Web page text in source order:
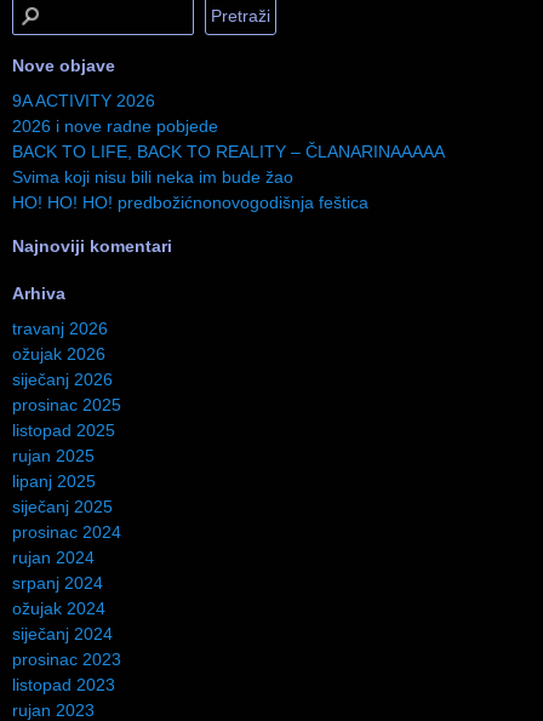
Nove objave
9A ACTIVITY 2026
2026 i nove radne pobjede
BACK TO LIFE, BACK TO REALITY – ČLANARINAAAAA
Svima koji nisu bili neka im bude žao
HO! HO! HO! predbožićnonovogodišnja feštica
Najnoviji komentari
Arhiva
travanj 2026
ožujak 2026
siječanj 2026
prosinac 2025
listopad 2025
rujan 2025
lipanj 2025
siječanj 2025
prosinac 2024
rujan 2024
srpanj 2024
ožujak 2024
siječanj 2024
prosinac 2023
listopad 2023
rujan 2023